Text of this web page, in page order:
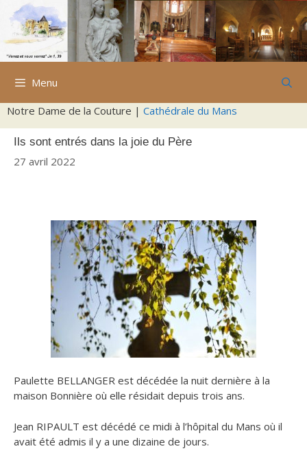
Aller
contenu
Menu
Notre Dame de la Couture | Cathédrale du Mans
Ils sont entrés dans la joie du Père
27 avril 2022
Paulette BELLANGER est décédée la nuit dernière à la
maison Bonnière où elle résidait depuis trois ans.
Jean RIPAULT est décédé ce midi à l’hôpital du Mans où il
avait été admis il y a une dizaine de jours.